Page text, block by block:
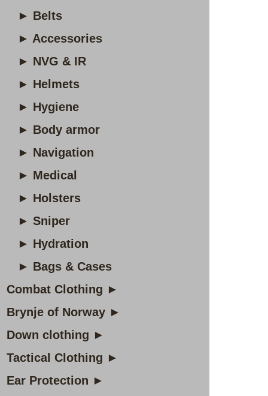
► Belts
► Accessories
► NVG & IR
► Helmets
► Hygiene
► Body armor
► Navigation
► Medical
► Holsters
► Sniper
► Hydration
► Bags & Cases
Combat Clothing ►
Brynje of Norway ►
Down clothing ►
Tactical Clothing ►
Ear Protection ►